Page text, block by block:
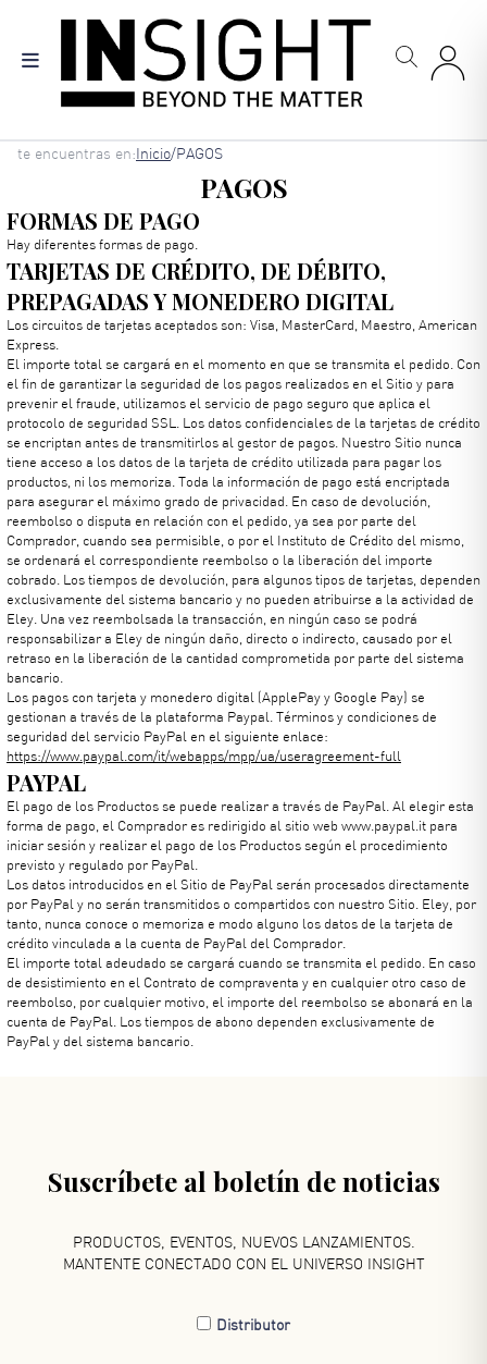
main
content
Breadcrumb
te encuentras en: Inicio/ PAGOS
PAGOS
FORMAS DE PAGO
Hay diferentes formas de pago.
TARJETAS DE CRÉDITO, DE DÉBITO,
PREPAGADAS Y MONEDERO DIGITAL
Los circuitos de tarjetas aceptados son: Visa, MasterCard, Maestro, American
Express.
El importe total se cargará en el momento en que se transmita el pedido. Con
el fin de garantizar la seguridad de los pagos realizados en el Sitio y para
prevenir el fraude, utilizamos el servicio de pago seguro que aplica el
protocolo de seguridad SSL. Los datos confidenciales de la tarjetas de crédito
se encriptan antes de transmitirlos al gestor de pagos. Nuestro Sitio nunca
tiene acceso a los datos de la tarjeta de crédito utilizada para pagar los
productos, ni los memoriza. Toda la información de pago está encriptada
para asegurar el máximo grado de privacidad. En caso de devolución,
reembolso o disputa en relación con el pedido, ya sea por parte del
Comprador, cuando sea permisible, o por el Instituto de Crédito del mismo,
se ordenará el correspondiente reembolso o la liberación del importe
cobrado. Los tiempos de devolución, para algunos tipos de tarjetas, dependen
exclusivamente del sistema bancario y no pueden atribuirse a la actividad de
Eley. Una vez reembolsada la transacción, en ningún caso se podrá
responsabilizar a Eley de ningún daño, directo o indirecto, causado por el
retraso en la liberación de la cantidad comprometida por parte del sistema
bancario.
Los pagos con tarjeta y monedero digital (ApplePay y Google Pay) se
gestionan a través de la plataforma Paypal. Términos y condiciones de
seguridad del servicio PayPal en el siguiente enlace:
https://www.paypal.com/it/webapps/mpp/ua/useragreement-full
PAYPAL
El pago de los Productos se puede realizar a través de PayPal. Al elegir esta
forma de pago, el Comprador es redirigido al sitio web www.paypal.it para
iniciar sesión y realizar el pago de los Productos según el procedimiento
previsto y regulado por PayPal.
Los datos introducidos en el Sitio de PayPal serán procesados directamente
por PayPal y no serán transmitidos o compartidos con nuestro Sitio. Eley, por
tanto, nunca conoce o memoriza e modo alguno los datos de la tarjeta de
crédito vinculada a la cuenta de PayPal del Comprador.
El importe total adeudado se cargará cuando se transmita el pedido. En caso
de desistimiento en el Contrato de compraventa y en cualquier otro caso de
reembolso, por cualquier motivo, el importe del reembolso se abonará en la
cuenta de PayPal. Los tiempos de abono dependen exclusivamente de
PayPal y del sistema bancario.
Suscríbete al boletín de noticias
PRODUCTOS, EVENTOS, NUEVOS LANZAMIENTOS.
MANTENTE CONECTADO CON EL UNIVERSO INSIGHT
Distributor